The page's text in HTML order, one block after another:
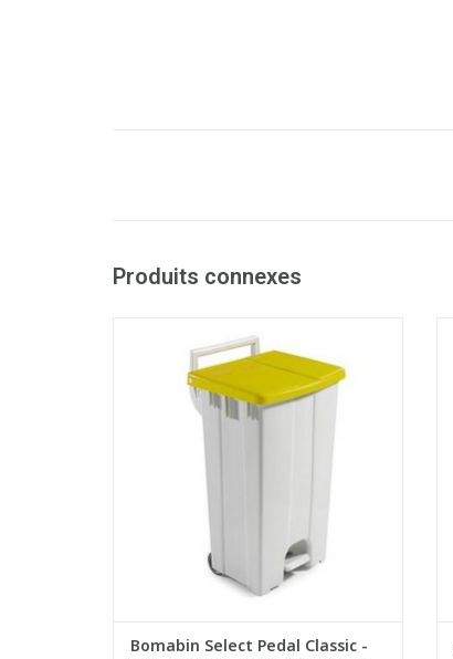
Produits connexes
et frein de couvercle
- Facilement lavable
- Capacité : 90 litres
- LxLxH : 51 x 47 x 93 cm
Bomabin Select Pedal Classic -